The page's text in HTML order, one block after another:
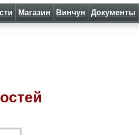
Магазин Винчун Документы